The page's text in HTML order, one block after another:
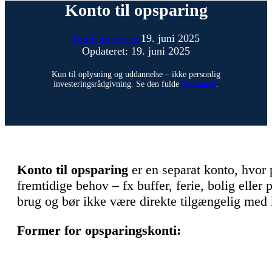
Konto til opsparing
Emil Jørgensen19. juni 2025
Opdateret: 19. juni 2025
Kun til oplysning og uddannelse – ikke personlig
investeringsrådgivning. Se den fulde disclaimer.
Konto til opsparing er en separat konto,
fremtidige behov – fx buffer, ferie, bolig eller
brug og bør ikke være direkte tilgængelig med
Former for opsparingskonti: